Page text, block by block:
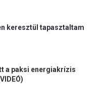
keresztül tapasztaltam
a paksi energiakrízis